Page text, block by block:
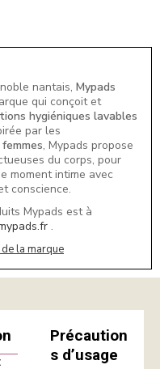
nantais, Mypads
qui conçoit et
hygiéniques lavables
par les
, Mypads propose
du corps, pour
moment intime avec
conscience.
Mypads est à
.
la marque
Précaution
s d’usage